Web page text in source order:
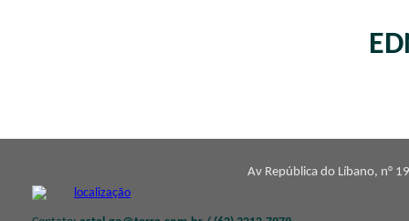
Av República do Líbano, n°